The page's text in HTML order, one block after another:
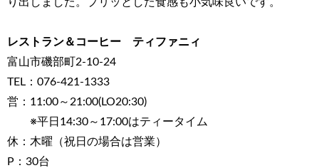
レストラン＆コーヒー ティファニィ
富山市磯部町2-10-24
TEL：076-421-1333
営：11:00～21:00(LO20:30)
※平日14:30～17:00はティータイム
休：木曜（祝日の場合は営業）
P：30台